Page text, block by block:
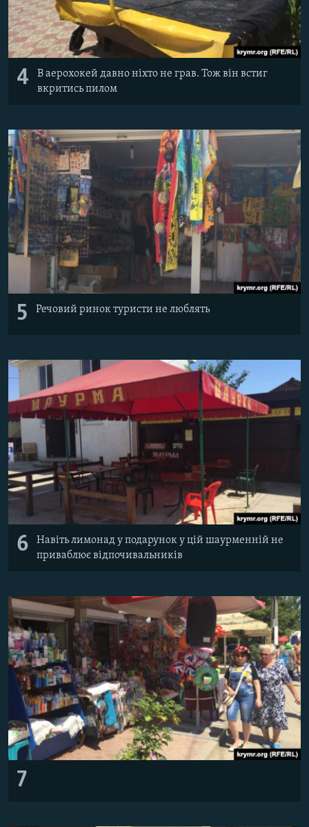
4
В аерохокей давно ніхто не грав. Тож він встиг
вкритись пилом
5 Речовий ринок туристи не люблять
6
Навіть лимонад у подарунок у цій шаурменній не
приваблює відпочивальників
7